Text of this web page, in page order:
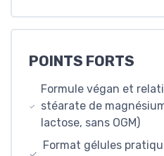
POINTS FORTS
Formule végan et
stéarate de
lactose, sans OGM)
Format gélules